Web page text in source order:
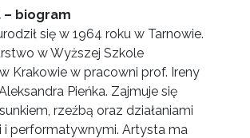
– biogram
się w 1964 roku w Tarnowie.
w Wyższej Szkole
Krakowie w pracowni prof. Ireny
Pieńka. Zajmuje się
rzeźbą oraz działaniami
i performatywnymi. Artysta ma